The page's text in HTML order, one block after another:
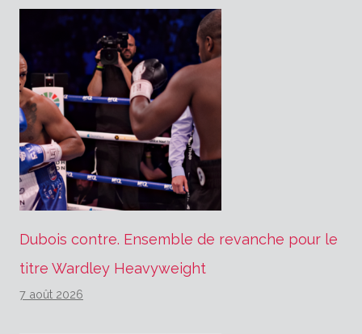
Dubois contre. Ensemble de revanche pour le
titre Wardley Heavyweight
7 août 2026